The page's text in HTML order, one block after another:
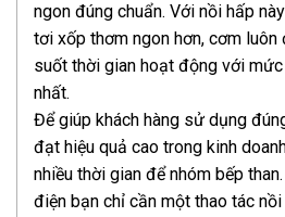
ngon đúng chuẩn. Với nồi hấp
tơi xốp thơm ngon hơn, cơm
suốt thời gian hoạt động với
nhất.
Để giúp khách hàng sử dụng
đạt hiệu quả cao trong kinh
nhiều thời gian để nhóm bếp
điện bạn chỉ cần một thao tác